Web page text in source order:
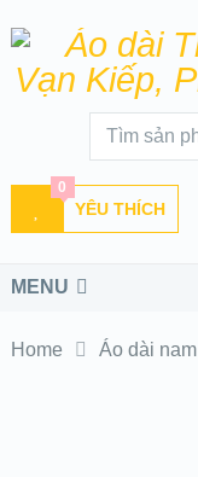
YÊU THÍCH
0
MENU
Home Áo dài nam